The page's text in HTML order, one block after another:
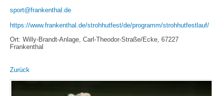
sport@frankenthal.de
https://www.frankenthal.de/strohhutfest/de/programm/strohhutfestlauf/
Ort: Willy-Brandt-Anlage, Carl-Theodor-Straße/Ecke, 67227
Frankenthal
Zurück